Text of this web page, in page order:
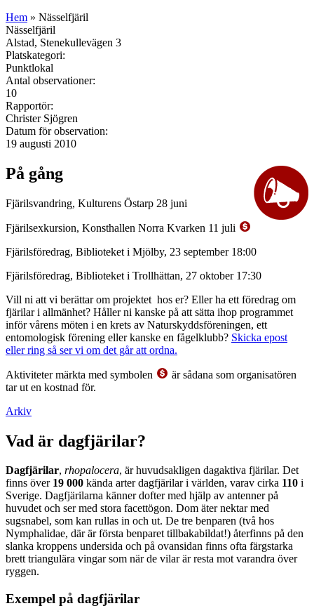
Hem » Nässelfjäril
Nässelfjäril
Alstad, Stenekullevägen 3
Platskategori:
Punktlokal
Antal observationer:
10
Rapportör:
Christer Sjögren
Datum för observation:
19 augusti 2010
På gång
Fjärilsvandring, Kulturens Östarp 28 juni
Fjärilsexkursion, Konsthallen Norra Kvarken 11 juli
Fjärilsföredrag, Biblioteket i Mjölby, 23 september 18:00
Fjärilsföredrag, Biblioteket i Trollhättan, 27 oktober 17:30
Vill ni att vi berättar om projektet hos er? Eller ha ett föredrag om
fjärilar i allmänhet? Håller ni kanske på att sätta ihop programmet
inför vårens möten i en krets av Naturskyddsföreningen, ett
entomologisk förening eller kanske en fågelklubb? Skicka epost
eller ring så ser vi om det går att ordna.
Aktiviteter märkta med symbolen
är sådana som organisatören
tar ut en kostnad för.
Arkiv
Vad är dagfjärilar?
Dagfjärilar, rhopalocera, är huvudsakligen dagaktiva fjärilar. Det
finns över 19 000 kända arter dagfjärilar i världen, varav cirka 110 i
Sverige. Dagfjärilarna känner dofter med hjälp av antenner på
huvudet och ser med stora facettögon. Dom äter nektar med
sugsnabel, som kan rullas in och ut. De tre benparen (två hos
Nymphalidae, där är första benparet tillbakabildat!) återfinns på den
slanka kroppens undersida och på ovansidan finns ofta färgstarka
brett triangulära vingar som när de vilar är resta mot varandra över
ryggen.
Exempel på dagfjärilar